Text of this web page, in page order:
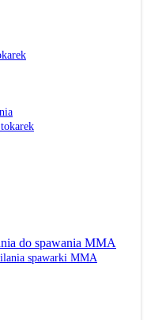
do spawania MMA
spawarki MMA